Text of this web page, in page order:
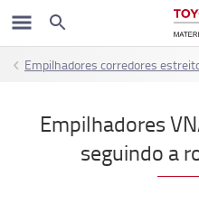
Empilhadores corredores
Empilhadores
seguindo a